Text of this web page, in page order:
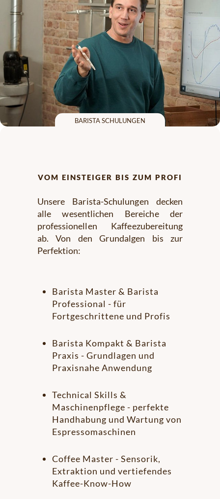
barista schulungen
vom einsteiger bis zum profi
Unsere Barista-Schulungen decken
alle wesentlichen Bereiche der
professionellen Kaffeezubereitung
ab. Von den Grundalgen bis zur
Perfektion:
Barista Master & Barista
Professional - für
Fortgeschrittene und Profis
Barista Kompakt & Barista
Praxis - Grundlagen und
Praxisnahe Anwendung
Technical Skills &
Maschinenpflege - perfekte
Handhabung und Wartung von
Espressomaschinen
Coffee Master - Sensorik,
Extraktion und vertiefendes
Kaffee-Know-How